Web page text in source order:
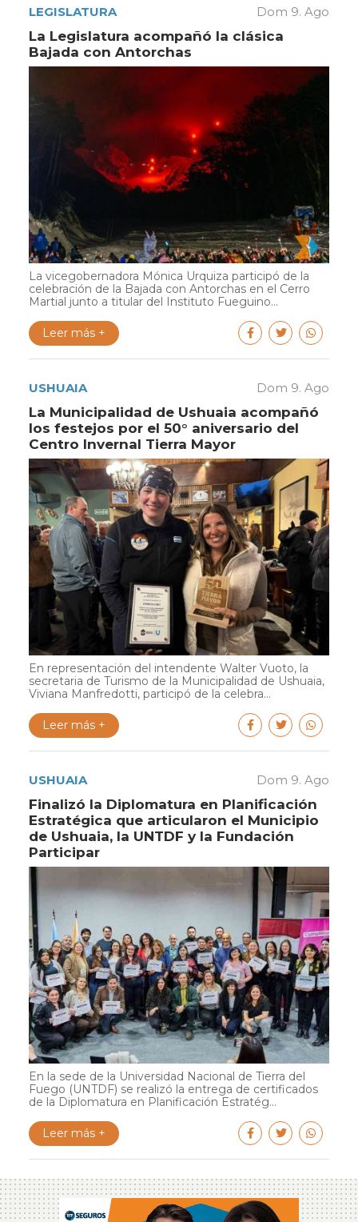
LEGISLATURA Dom 9. Ago
La Legislatura acompañó la clásica
Bajada con Antorchas
La vicegobernadora Mónica Urquiza participó de la
celebración de la Bajada con Antorchas en el Cerro
Martial junto a titular del Instituto Fueguino...
Leer más +
USHUAIA Dom 9. Ago
La Municipalidad de Ushuaia acompañó
los festejos por el 50° aniversario del
Centro Invernal Tierra Mayor
En representación del intendente Walter Vuoto, la
secretaria de Turismo de la Municipalidad de Ushuaia,
Viviana Manfredotti, participó de la celebra...
Leer más +
USHUAIA Dom 9. Ago
Finalizó la Diplomatura en Planificación
Estratégica que articularon el Municipio
de Ushuaia, la UNTDF y la Fundación
Participar
En la sede de la Universidad Nacional de Tierra del
Fuego (UNTDF) se realizó la entrega de certificados
de la Diplomatura en Planificación Estratég...
Leer más +